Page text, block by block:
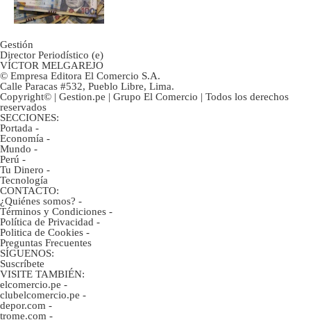
Gestión
Director Periodístico (e)
VÍCTOR MELGAREJO
© Empresa Editora El Comercio S.A.
Calle Paracas #532, Pueblo Libre, Lima.
Copyright© | Gestion.pe | Grupo El Comercio | Todos los derechos
reservados
SECCIONES:
Portada -
Economía -
Mundo -
Perú -
Tu Dinero -
Tecnología
CONTACTO:
¿Quiénes somos? -
Términos y Condiciones -
Política de Privacidad -
Politica de Cookies -
Preguntas Frecuentes
SÍGUENOS:
Suscríbete
VISITE TAMBIÉN:
elcomercio.pe -
clubelcomercio.pe -
depor.com -
trome.com -